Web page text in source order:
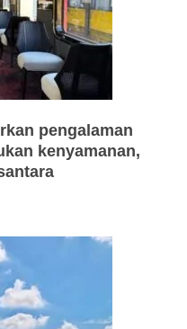
pengalaman
kenyamanan,